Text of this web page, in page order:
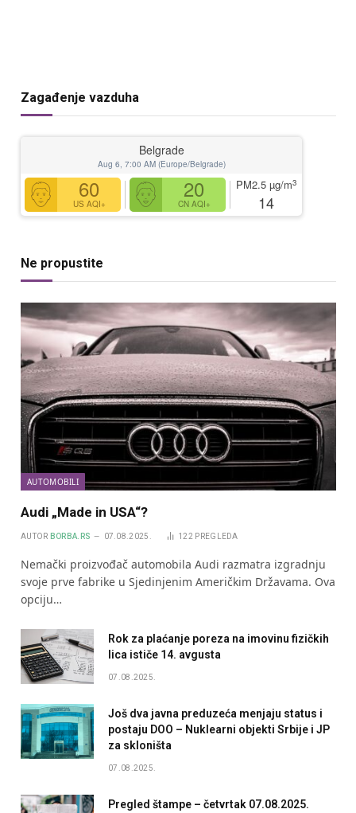
Zagađenje vazduha
Belgrade
Aug 6, 7:00 AM (Europe/Belgrade)
60
US AQI+
20
CN AQI+
PM2.5 µg/m3
14
Ne propustite
AUTOMOBILI
Audi „Made in USA“?
AUTOR BORBA.RS 07.08.2025. 122 PREGLEDA
Nemački proizvođač automobila Audi razmatra izgradnju
svoje prve fabrike u Sjedinjenim Američkim Državama. Ova
opciju…
Rok za plaćanje poreza na imovinu fizičkih
lica ističe 14. avgusta
07.08.2025.
Još dva javna preduzeća menjaju status i
postaju DOO – Nuklearni objekti Srbije i JP
za skloništa
07.08.2025.
Pregled štampe – četvrtak 07.08.2025.